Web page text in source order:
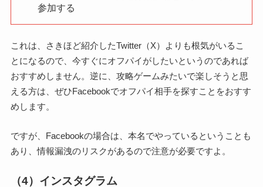
参加する
これは、さきほど紹介したTwitter（X）よりも根気がいるこ
とになるので、今すぐにオフパイがしたいというのであれば
おすすめしません。逆に、攻略ゲームみたいで楽しそうと思
える方は、ぜひFacebookでオフパイ相手を探すことをおすす
めします。
ですが、Facebookの場合は、本名でやっているということも
あり、情報漏洩のリスクがあるので注意が必要ですよ。
（4）インスタグラム